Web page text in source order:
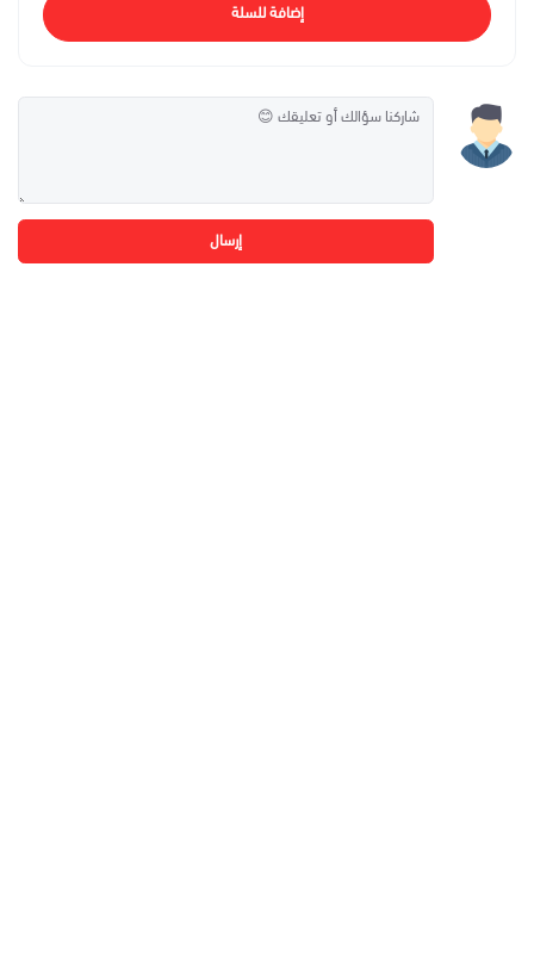
إضافة للسلة
إرسال